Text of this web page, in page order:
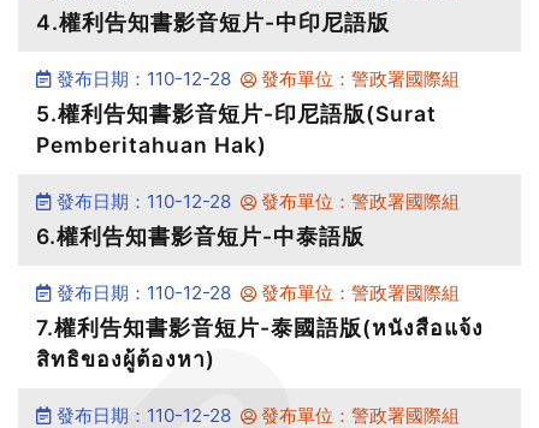
4.權利告知書影音短片-中印尼語版
發布日期：110-12-28 發布單位：警政署國際組
5.權利告知書影音短片-印尼語版(Surat
Pemberitahuan Hak)
發布日期：110-12-28 發布單位：警政署國際組
6.權利告知書影音短片-中泰語版
發布日期：110-12-28 發布單位：警政署國際組
7.權利告知書影音短片-泰國語版(หนังสือแจ้ง
สิทธิของผู้ต้องหา)
發布日期：110-12-28 發布單位：警政署國際組